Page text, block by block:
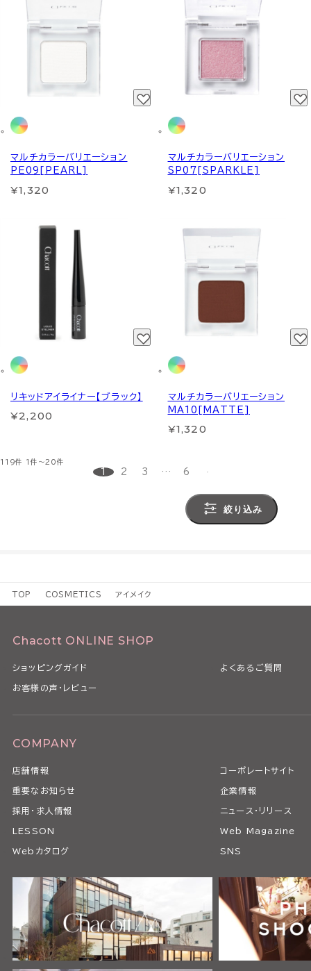
マルチカラーバリエーション
PE09[PEARL]
¥1,320
マルチカラーバリエーション
SP07[SPARKLE]
¥1,320
リキッドアイライナー【ブラック】
¥2,200
マルチカラーバリエーション
MA10[MATTE]
¥1,320
119件 1件～20件
1 2 3 … 6
絞り込み
TOP COSMETICS アイメイク
Chacott ONLINE SHOP
ショッピングガイド よくあるご質問
お客様の声・レビュー
COMPANY
店舗情報 コーポレートサイト
重要なお知らせ 企業情報
採用・求人情報 ニュース・リリース
LESSON Web Magazine
Webカタログ SNS